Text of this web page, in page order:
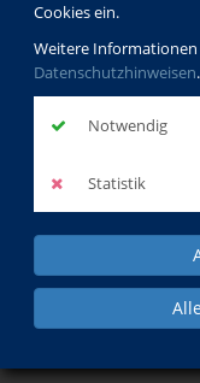
Cookies ein.
Weitere
Datenschutzhinweisen.
Notwendig
Statistik
am 01. Juli